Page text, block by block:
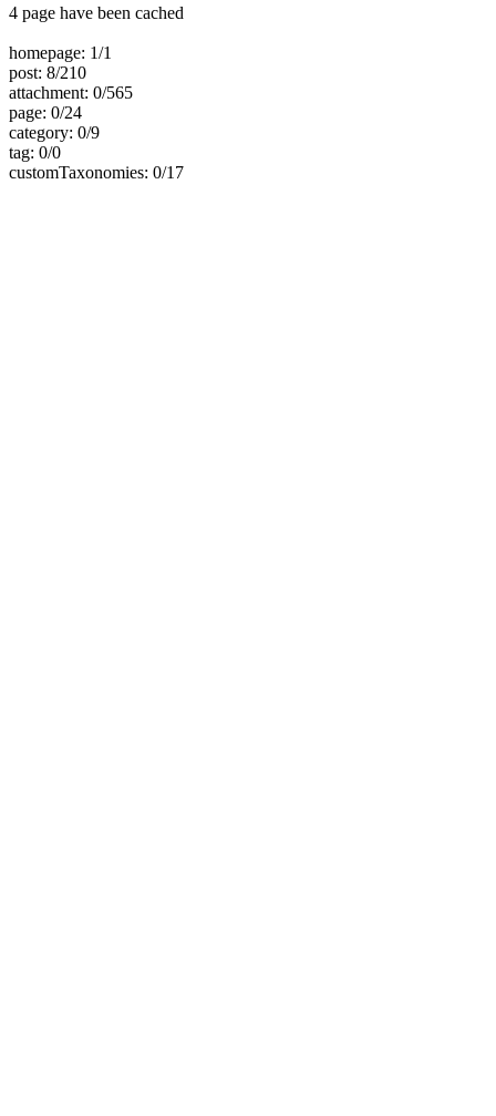
4 page have been cached
homepage: 1/1
post: 8/210
attachment: 0/565
page: 0/24
category: 0/9
tag: 0/0
customTaxonomies: 0/17